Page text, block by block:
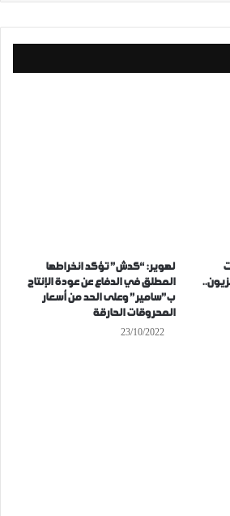
لهوير: “كدش” تؤكد انخراطها
المطلق في الدفاع عن عودة الإنتاج
ب”سامير” وعلى الحد من أسعار
المحروقات الحارقة
23/10/2022